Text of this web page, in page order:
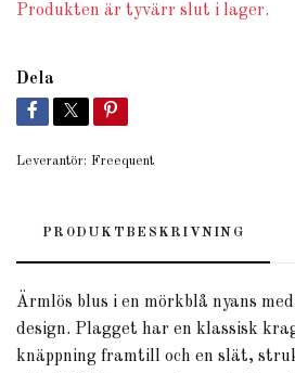
Produkten är tyvärr slut i lager.
Dela
Leverantör: Freequent
PRODUKTBESKRIVNING
Ärmlös blus i en mörkblå nyans
design. Plagget har en klassisk
knäppning framtill och en slät,